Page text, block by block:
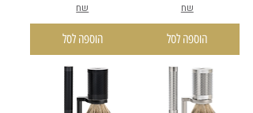
שח
הוספה לסל
שח
הוספה לסל